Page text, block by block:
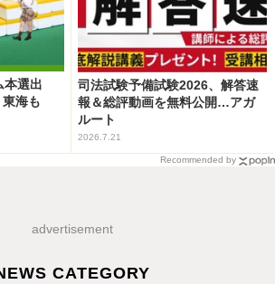
本選出
海も
司法試験予備試験2026、解答速
報＆総評動画を無料公開…アガ
ルート
2026.7.21
Recommended by
advertisement
CATEGORY